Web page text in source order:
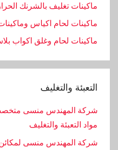
ماكينات تغليف بالشرنك
ماكينات لحام اكياس
ماكينات لحام وغلق اكواب
التعبئة والتغليف
شركة المهندس منسى
مواد التعبئة والتغليف
شركة المهندس منسى لمكائن